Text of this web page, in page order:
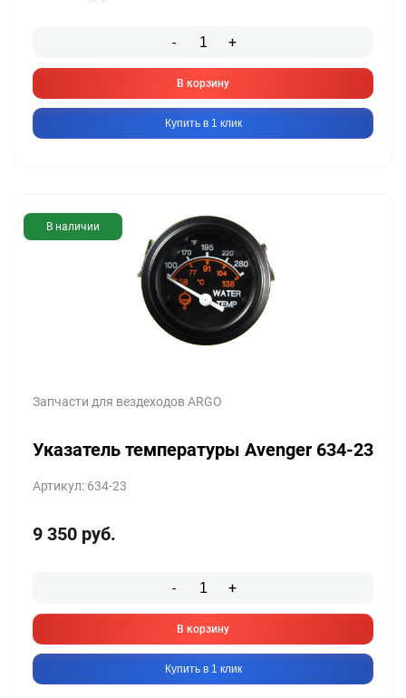
- +
В корзину
Купить в 1 клик
В наличии
Запчасти для вездеходов ARGO
Указатель температуры Avenger 634-23
Артикул: 634-23
9 350 руб.
- +
В корзину
Купить в 1 клик